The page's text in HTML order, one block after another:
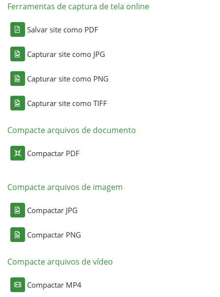
Ferramentas de captura de tela online
Salvar site como PDF
Capturar site como JPG
Capturar site como PNG
Capturar site como TIFF
Compacte arquivos de documento
Compactar PDF
Compacte arquivos de imagem
Compactar JPG
Compactar PNG
Compacte arquivos de vídeo
Compactar MP4